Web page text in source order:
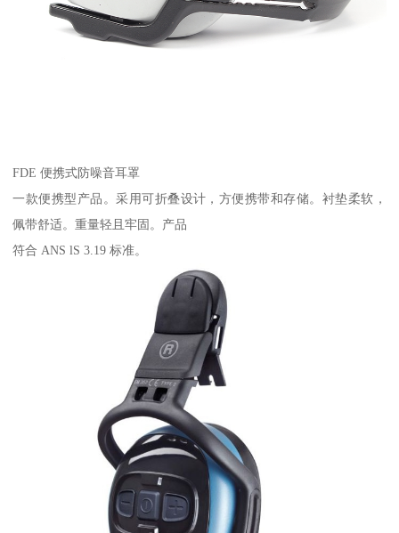
FDE 便携式防噪音耳罩
一款便携型产品。采用可折叠设计，方便携带和存储。衬垫柔软，
佩带舒适。重量轻且牢固。产品
符合 ANS lS 3.19 标准。